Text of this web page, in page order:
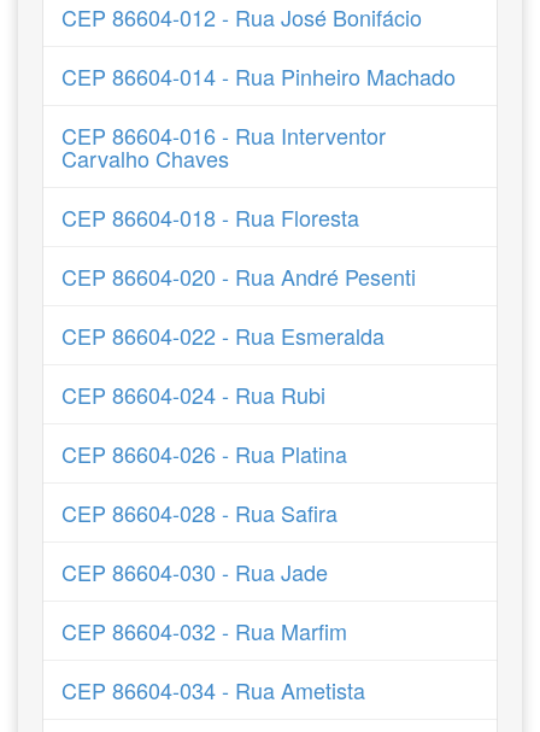
CEP 86604-012 - Rua José Bonifácio
CEP 86604-014 - Rua Pinheiro Machado
CEP 86604-016 - Rua Interventor
Carvalho Chaves
CEP 86604-018 - Rua Floresta
CEP 86604-020 - Rua André Pesenti
CEP 86604-022 - Rua Esmeralda
CEP 86604-024 - Rua Rubi
CEP 86604-026 - Rua Platina
CEP 86604-028 - Rua Safira
CEP 86604-030 - Rua Jade
CEP 86604-032 - Rua Marfim
CEP 86604-034 - Rua Ametista